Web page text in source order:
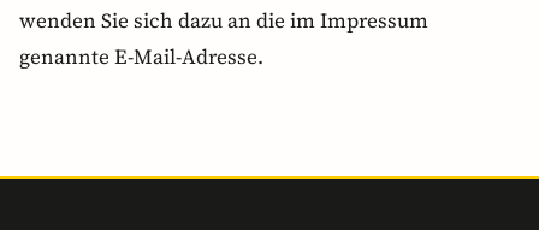
wenden Sie sich dazu an die im Impressum
genannte E-Mail-Adresse.